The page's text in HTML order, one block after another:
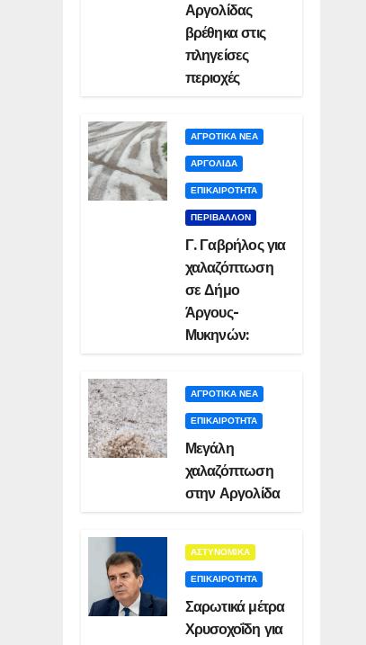
Αργολίδας
βρέθηκα στις
πληγείσες
περιοχές
ΑΓΡΟΤΙΚΑ ΝΕΑ
ΑΡΓΟΛΙΔΑ
ΕΠΙΚΑΙΡΟΤΗΤΑ
ΠΕΡΙΒΑΛΛΟΝ
Γ. Γαβρήλος για
χαλαζόπτωση
σε Δήμο
Άργους-
Μυκηνών:
ΑΓΡΟΤΙΚΑ ΝΕΑ
ΕΠΙΚΑΙΡΟΤΗΤΑ
Μεγάλη
χαλαζόπτωση
στην Αργολίδα
ΑΣΤΥΝΟΜΙΚΑ
ΕΠΙΚΑΙΡΟΤΗΤΑ
Σαρωτικά μέτρα
Χρυσοχοΐδη για